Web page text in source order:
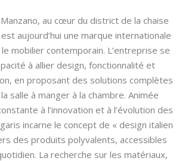
au cœur du district de la chaise
aujourd’hui une marque internationale
mobilier contemporain. L’entreprise se
à allier design, fonctionnalité et
en proposant des solutions complètes
salle à manger à la chambre. Animée
à l’innovation et à l’évolution des
incarne le concept de « design italien
des produits polyvalents, accessibles
La recherche sur les matériaux,